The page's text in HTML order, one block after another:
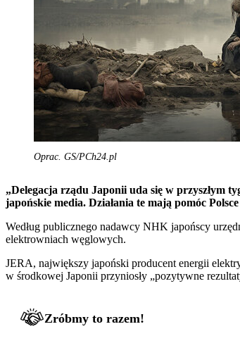
Oprac. GS/PCh24.pl
„Delegacja rządu Japonii uda się w przyszłym
japońskie media. Działania te mają pomóc
Według publicznego nadawcy NHK japońscy
elektrowniach węglowych.
JERA, największy japoński producent energii
w środkowej Japonii przyniosły „pozytywne
Zróbmy to razem!